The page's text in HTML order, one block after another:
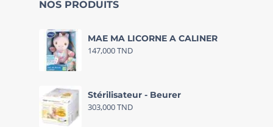
NOS PRODUITS
MAE MA LICORNE A CALINER
147,000TND
Stérilisateur - Beurer
303,000TND